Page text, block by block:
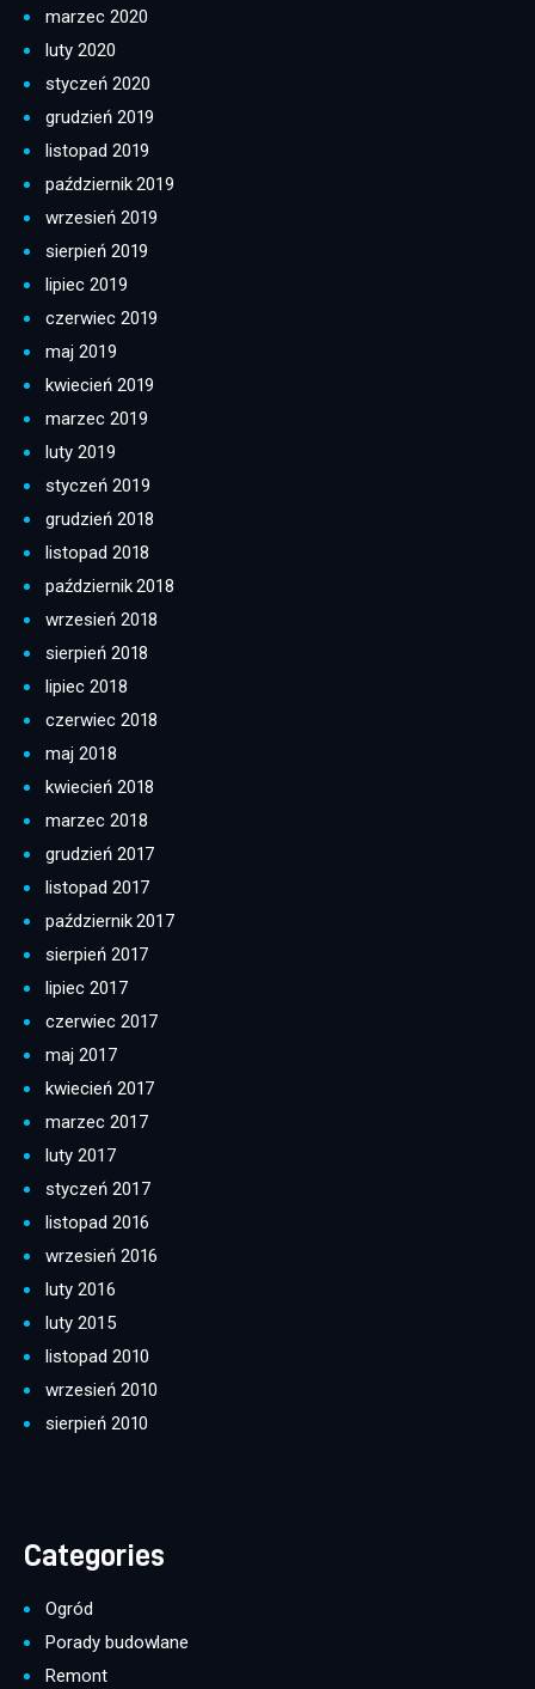
marzec 2020
luty 2020
styczeń 2020
grudzień 2019
listopad 2019
październik 2019
wrzesień 2019
sierpień 2019
lipiec 2019
czerwiec 2019
maj 2019
kwiecień 2019
marzec 2019
luty 2019
styczeń 2019
grudzień 2018
listopad 2018
październik 2018
wrzesień 2018
sierpień 2018
lipiec 2018
czerwiec 2018
maj 2018
kwiecień 2018
marzec 2018
grudzień 2017
listopad 2017
październik 2017
sierpień 2017
lipiec 2017
czerwiec 2017
maj 2017
kwiecień 2017
marzec 2017
luty 2017
styczeń 2017
listopad 2016
wrzesień 2016
luty 2016
luty 2015
listopad 2010
wrzesień 2010
sierpień 2010
Categories
Ogród
Porady budowlane
Remont